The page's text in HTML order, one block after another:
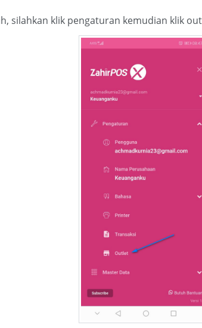
silahkan klik pengaturan kemudian klik